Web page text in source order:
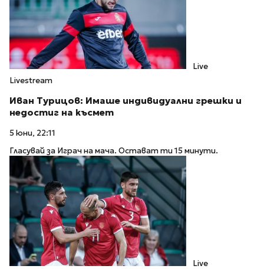
Live
Livestream
Иван Турицов: Имаше индивидуални грешки и
недостиг на късмет
5 юни, 22:11
Гласувай за Играч на мача. Остават ти 15 минути.
Live